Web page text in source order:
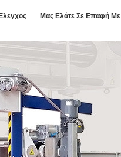
Μας Ελάτε Σε Επαφή Με